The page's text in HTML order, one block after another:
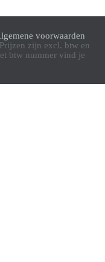
voorwaarden
zijn excl. btw en
btw nummer vind je